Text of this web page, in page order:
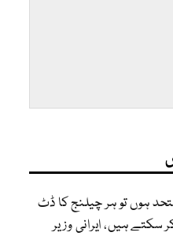
ہوں تو ہر چیلنج کا ڈٹ
سکتے ہیں، ایرانی وزیر